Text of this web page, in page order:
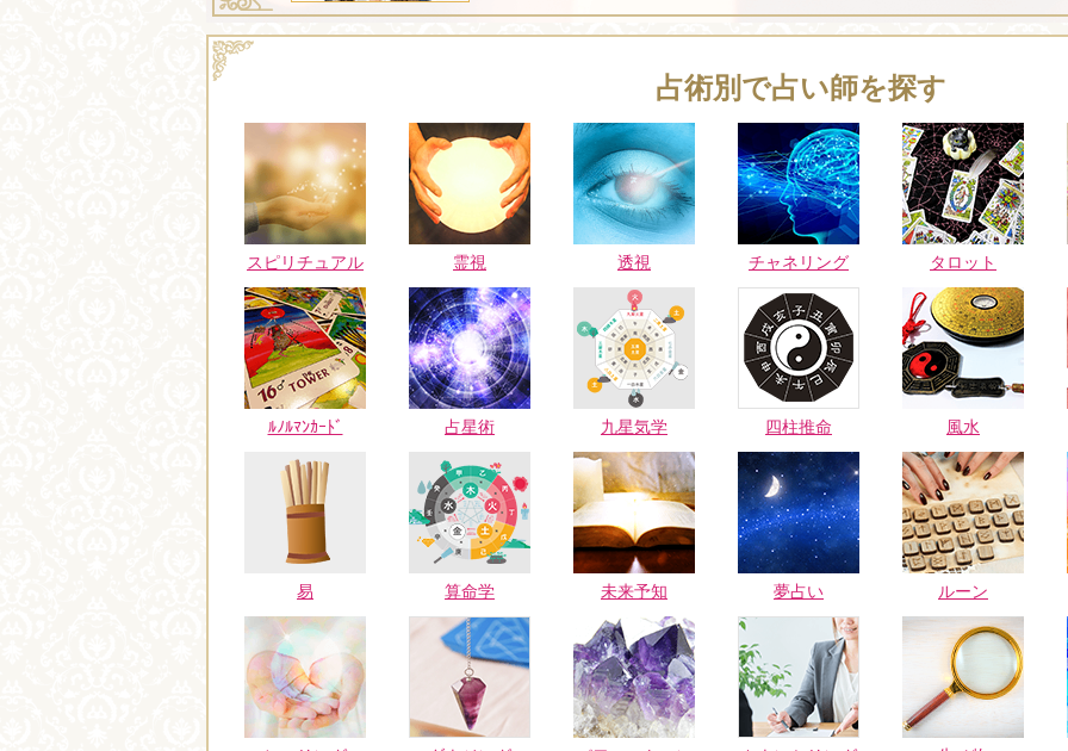
占術別で占い師を探す
スピリチュアル 霊視 透視 チャネリング タロット
ﾙﾉﾙﾏﾝｶｰﾄﾞ 占星術 九星気学 四柱推命 風水
易 算命学 未来予知 夢占い ルーン